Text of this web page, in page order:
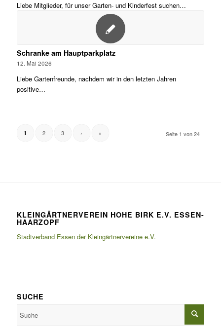
Liebe Mitglieder, für unser Garten- und Kinderfest suchen…
Schranke am Hauptparkplatz
12. Mai 2026
Liebe Gartenfreunde, nachdem wir in den letzten Jahren
positive…
Seite 1 von 24
1 2 3 › »
KLEINGÄRTNERVEREIN HOHE BIRK E.V. ESSEN-
HAARZOPF
Stadtverband Essen der Kleingärtnervereine e.V.
SUCHE